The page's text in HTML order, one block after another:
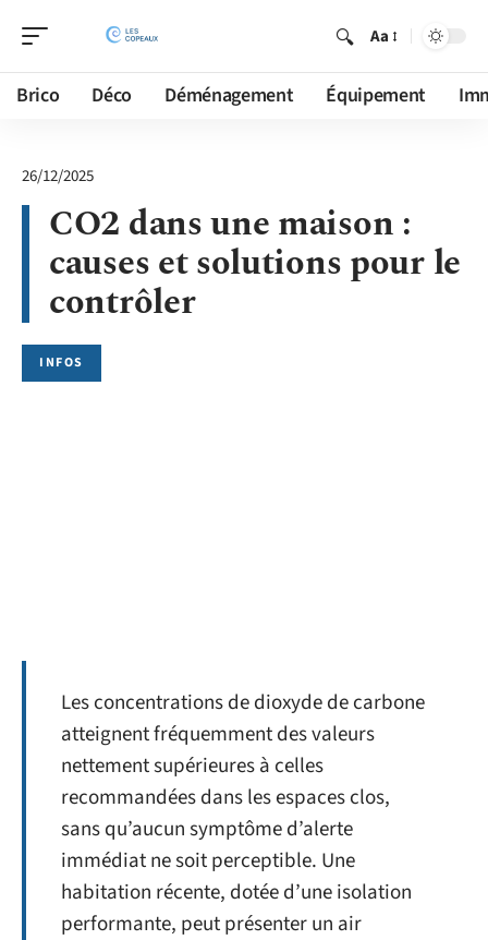
Aa
Brico Déco Déménagement Équipement
26/12/2025
CO2 dans une maison :
causes et solutions pour le
contrôler
INFOS
Les concentrations de dioxyde de carbone
atteignent fréquemment des valeurs
nettement supérieures à celles
recommandées dans les espaces clos,
sans qu’aucun symptôme d’alerte
immédiat ne soit perceptible. Une
habitation récente, dotée d’une isolation
performante, peut présenter un air